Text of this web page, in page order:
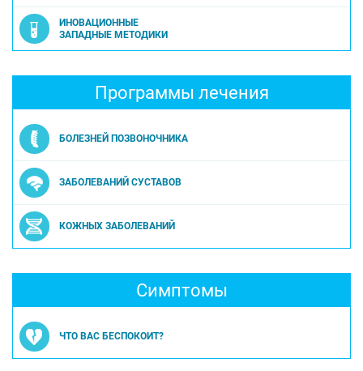
ИНОВАЦИОННЫЕ
ЗАПАДНЫЕ МЕТОДИКИ
Программы лечения
БОЛЕЗНЕЙ ПОЗВОНОЧНИКА
ЗАБОЛЕВАНИЙ СУСТАВОВ
КОЖНЫХ ЗАБОЛЕВАНИЙ
Симптомы
ЧТО ВАС БЕСПОКОИТ?